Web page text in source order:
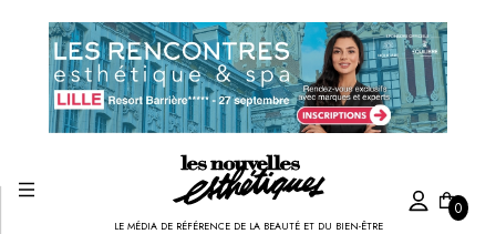
LE MÉDIA DE RÉFÉRENCE DE LA BEAUTÉ ET DU BIEN-ÊTRE
0